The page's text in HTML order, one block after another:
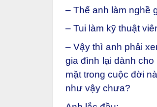
– Thế anh làm nghề
– Tui làm kỹ thuật
– Vậy thì anh phải
gia đình lại dành
mặt trong cuộc đời
như vậy chưa?